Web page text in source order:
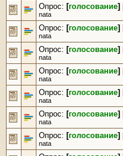
Опрос: [голосование]
nata
Опрос: [голосование]
nata
Опрос: [голосование]
nata
Опрос: [голосование]
nata
Опрос: [голосование]
nata
Опрос: [голосование]
nata
Опрос: [голосование]
nata